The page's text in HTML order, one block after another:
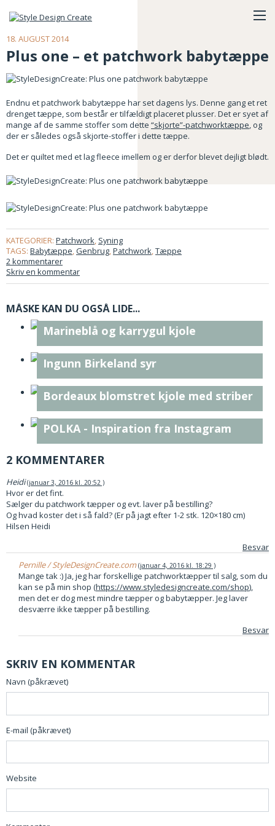
18. AUGUST 2014
Plus one – et patchwork babytæppe
Endnu et patchwork babytæppe har set dagens lys. Denne gang et ret
drenget tæppe, som består er tilfældigt placeret plusser. Det er syet af
mange af de samme stoffer som dette “skjorte”-patchworktæppe, og
der er således også skjorte-stoffer i dette tæppe.
Det er quiltet med et lag fleece imellem og er derfor blevet dejligt blødt.
KATEGORIER: Patchwork, Syning
TAGS: Babytæppe, Genbrug,Patchwork,Tæppe
2 kommentarer
Skriv en kommentar
MÅSKE KAN DU OGSÅ LIDE...
Marineblå og karrygul kjole
Ingunn Birkeland syr
Bordeaux blomstret kjole med striber
POLKA - Inspiration fra Instagram
2 KOMMENTARER
Heidi januar 3, 2016 kl. 20:52
Hvor er det fint.
Sælger du patchwork tæpper og evt. laver på bestilling?
Og hvad koster det i så fald? (Er på jagt efter 1-2 stk. 120×180 cm)
Hilsen Heidi
Besvar
Pernille / StyleDesignCreate.com januar 4, 2016 kl. 18:29
Mange tak :) Ja, jeg har forskellige patchworktæpper til salg, som du
kan se på min shop (https://www.styledesigncreate.com/shop),
men det er dog mest mindre tæpper og babytæpper. Jeg laver
desværre ikke tæpper på bestilling.
Besvar
SKRIV EN KOMMENTAR
Navn (påkrævet)
E-mail (påkrævet)
Website